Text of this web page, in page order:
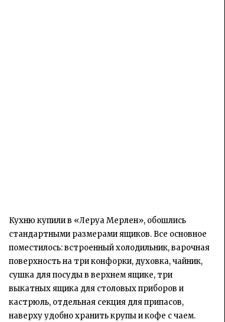
Кухню купили в «Леруа Мерлен», обошлись
стандартными размерами ящиков. Все основное
поместилось: встроенный холодильник, варочная
поверхность на три конфорки, духовка, чайник,
сушка для посуды в верхнем ящике, три
выкатных ящика для столовых приборов и
кастрюль, отдельная секция для припасов,
наверху удобно хранить крупы и кофе с чаем.